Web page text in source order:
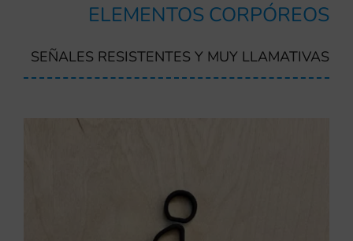
ELEMENTOS CORPÓREOS
SEÑALES RESISTENTES Y MUY LLAMATIVAS